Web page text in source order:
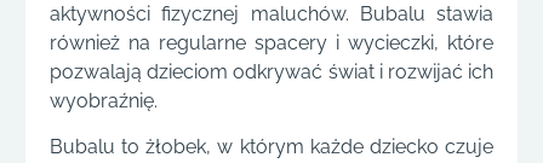
aktywności fizycznej maluchów. Bubalu stawia
również na regularne spacery i wycieczki, które
pozwalają dzieciom odkrywać świat i rozwijać ich
wyobraźnię.
Bubalu to żłobek, w którym każde dziecko czuje